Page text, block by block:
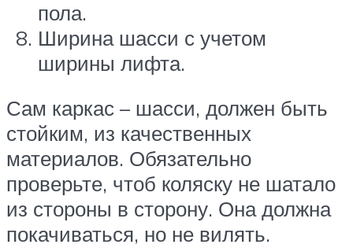
пола.
Ширина шасси с учетом
ширины лифта.
Сам каркас – шасси, должен быть
стойким, из качественных
материалов. Обязательно
проверьте, чтоб коляску не шатало
из стороны в сторону. Она должна
покачиваться, но не вилять.